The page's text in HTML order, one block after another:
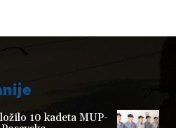
10 kadeta MUP-